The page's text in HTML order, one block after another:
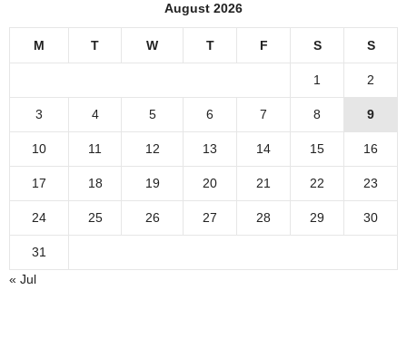
August 2026
M T W T F S S
1 2
3 4 5 6 7 8 9
10 11 12 13 14 15 16
17 18 19 20 21 22 23
24 25 26 27 28 29 30
31
« Jul